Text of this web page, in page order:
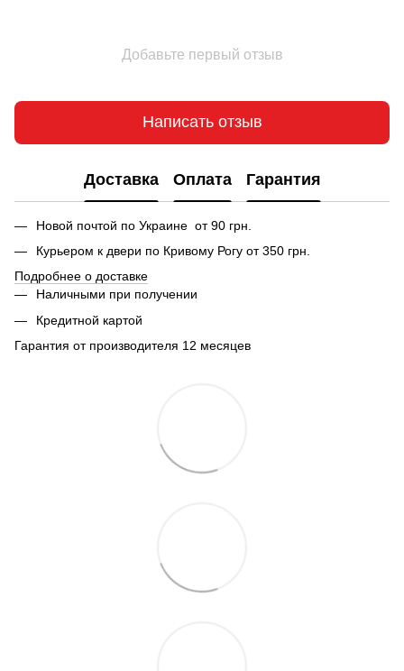
Добавьте первый отзыв
Написать отзыв
Доставка Оплата Гарантия
Новой почтой по Украине от 90 грн.
Курьером к двери по Кривому Рогу от 350 грн.
Подробнее о доставке
Наличными при получении
Кредитной картой
Гарантия от производителя 12 месяцев